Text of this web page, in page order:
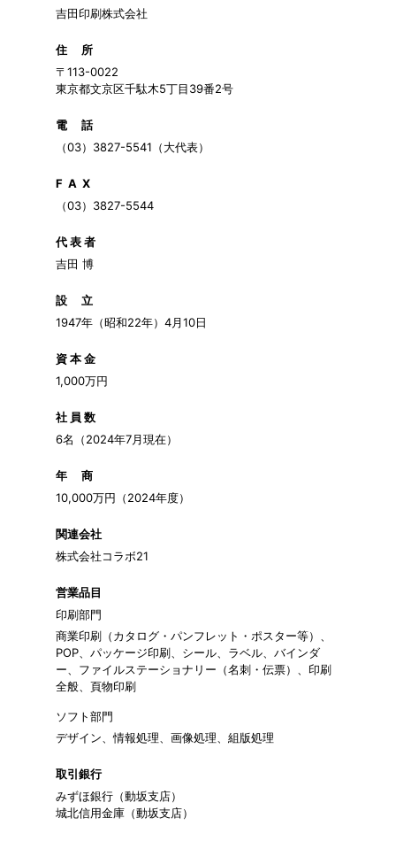
吉田印刷株式会社
住 所
〒113-0022
東京都文京区千駄木5丁目39番2号
電 話
（03）3827-5541（大代表）
F A X
（03）3827-5544
代 表 者
吉田 博
設 立
1947年（昭和22年）4月10日
資 本 金
1,000万円
社 員 数
6名（2024年7月現在）
年 商
10,000万円（2024年度）
関連会社
株式会社コラボ21
営業品目
印刷部門
商業印刷（カタログ・パンフレット・ポスター等）、
POP、パッケージ印刷、シール、 ラベル、バインダ
ー、ファイルステーショナリー（名刺・伝票）、印刷
全般、頁物印刷
ソフト部門
デザイン、情報処理、画像処理、組版処理
取引銀行
みずほ銀行（動坂支店）
城北信用金庫（動坂支店）